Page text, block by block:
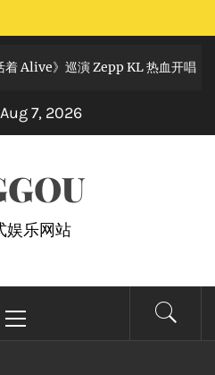
Alive》巡演 Zepp KL 热血开唱
7, 2026
娱乐网站
Menu